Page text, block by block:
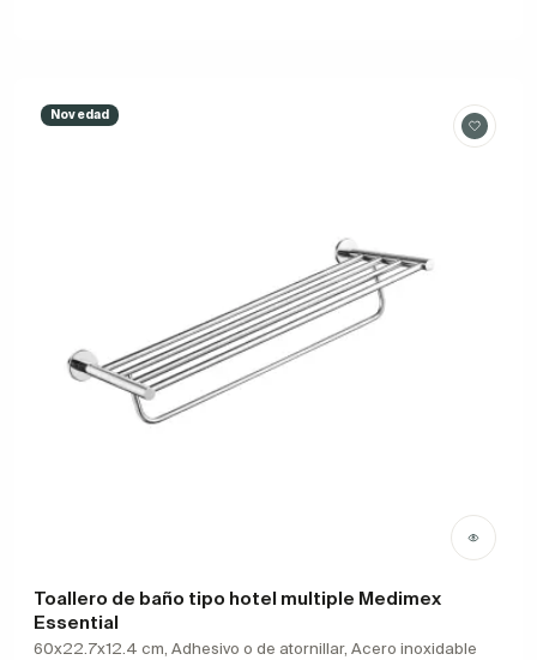
Novedad
Toallero de baño tipo hotel multiple Medimex
Essential
60x22.7x12.4 cm, Adhesivo o de atornillar, Acero inoxidable